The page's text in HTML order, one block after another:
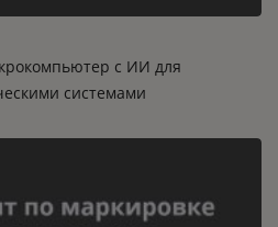
с ИИ для
системами